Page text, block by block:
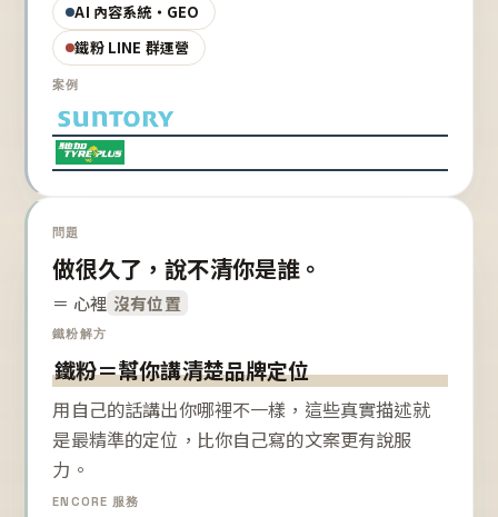
AI 內容系統・GEO
鐵粉 LINE 群運營
案例
問題
做很久了，說不清你是誰。
＝ 心裡 沒有位置
鐵粉解方
鐵粉＝幫你講清楚品牌定位
用自己的話講出你哪裡不一樣，這些真實描述就
是最精準的定位，比你自己寫的文案更有說服
力。
ENCORE 服務